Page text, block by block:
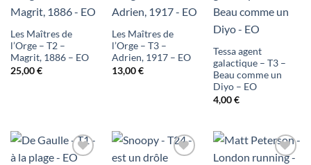
Ajouter
liste
d'envies
Les Maîtres de
l’Orge – T2 –
Magrit, 1886 – EO
25,00€
Ajouter
liste
d'envies
Les Maîtres de
l’Orge – T3 –
Adrien, 1917 – EO
13,00€
à ma
d'envies
Tessa agent
galactique – T3 –
Beau comme un
Diyo – EO
4,00€